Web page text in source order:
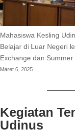
Mahasiswa Kesling
Belajar di Luar Negeri
Exchange dan Summer
Maret 6, 2025
Kegiatan
Udinus